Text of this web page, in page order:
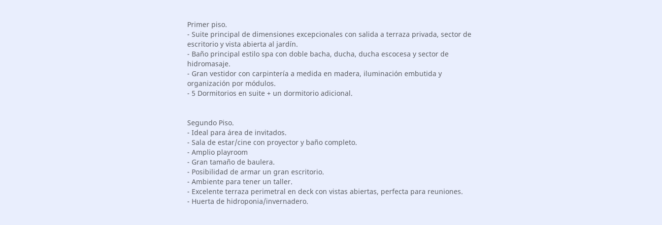
Primer piso.
- Suite principal de dimensiones excepcionales con salida a terraza privada, sector de
escritorio y vista abierta al jardín.
- Baño principal estilo spa con doble bacha, ducha, ducha escocesa y sector de
hidromasaje.
- Gran vestidor con carpintería a medida en madera, iluminación embutida y
organización por módulos.
- 5 Dormitorios en suite + un dormitorio adicional.
Segundo Piso.
- Ideal para área de invitados.
- Sala de estar/cine con proyector y baño completo.
- Amplio playroom
- Gran tamaño de baulera.
- Posibilidad de armar un gran escritorio.
- Ambiente para tener un taller.
- Excelente terraza perimetral en deck con vistas abiertas, perfecta para reuniones.
- Huerta de hidroponia/invernadero.